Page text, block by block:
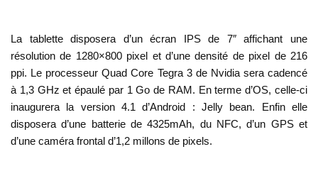
La tablette disposera d’un écran IPS de 7″ affichant une
résolution de 1280×800 pixel et d’une densité de pixel de 216
ppi. Le processeur Quad Core Tegra 3 de Nvidia sera cadencé
à 1,3 GHz et épaulé par 1 Go de RAM. En terme d’OS, celle-ci
inaugurera la version 4.1 d’Android : Jelly bean. Enfin elle
disposera d’une batterie de 4325mAh, du NFC, d’un GPS et
d’une caméra frontal d’1,2 millons de pixels.